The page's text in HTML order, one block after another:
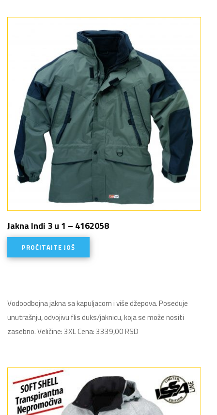
Jakna Indi 3 u 1 – 4162058
PROČITAJTE JOŠ
Vodoodbojna jakna sa kapuljacom i više džepova. Poseduje
unutrašnju, odvojivu flis duks/jaknicu, koja se može nositi
zasebno. Veličine: 3XL Cena: 3339,00 RSD